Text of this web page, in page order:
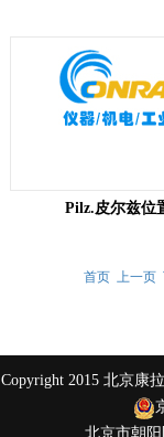
Pilz.皮尔兹位
首页 上一页
Copyright 2015 北京康
北京市朝